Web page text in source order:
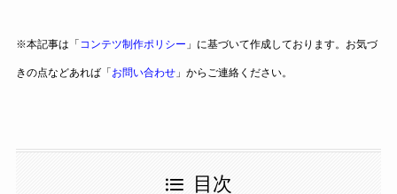
※本記事は「 コンテツ制作ポリシー 」に基づいて作成しております。お気づ
きの点などあれば「 お問い合わせ」からご連絡ください。
目次